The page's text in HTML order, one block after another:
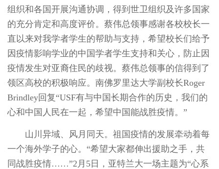
组织和各国开展沟通协调，得到世卫组织及许多国家
的充分肯定和高度评价。蔡伟总领事感谢各校校长一
直以来对我学者学生的帮助与支持，希望校长们给予
因疫情影响学业的中国学者学生支持和关心，防止因
疫情发生对亚裔住民的歧视。蔡伟总领事的信得到了
领区高校的积极响应。南佛罗里达大学副校长Roger
Brindley回复“USF有与中国长期合作的历史，我们的
心和中国人民在一起，希望中国能战胜疫情。”
山川异域、风月同天。祖国疫情的发展牵动着每
一个海外学子的心。“希望大家都伸出援助之手，共
同战胜疫情……”2月5日，亚特兰大一场主题为“心系